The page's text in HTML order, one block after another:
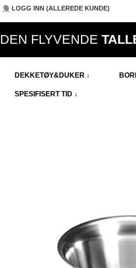
LOGG INN (ALLEREDE KUNDE)
DEN FLYVENDE
DEKKETØY&DUKER ↓
SPESIFISERT TID ↓